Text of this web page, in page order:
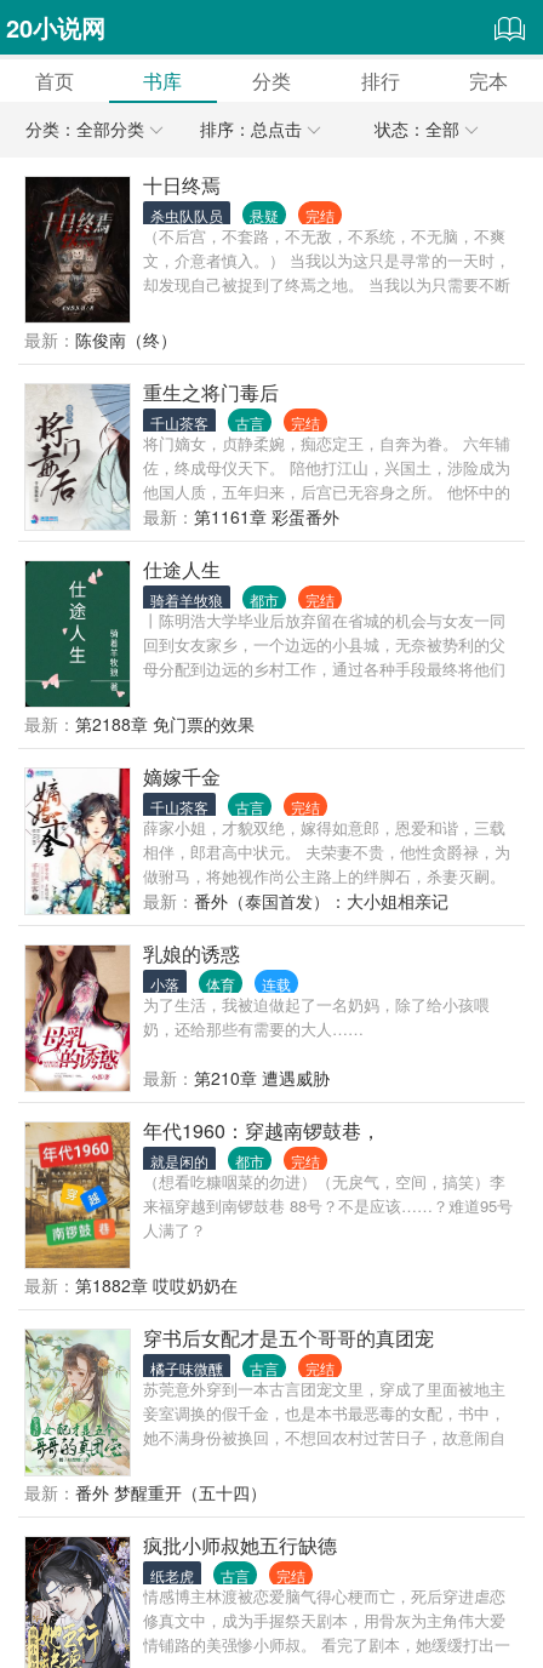
20小说网
首页 书库 分类 排行 完本
分类：全部分类 排序：总点击 状态：全部
十日终焉
杀虫队队员 悬疑 完结
（不后宫，不套路，不无敌，不系统，不无脑，不爽
文，介意者慎入。） 当我以为这只是寻常的一天时，
却发现自己被捉到了终焉之地。 当我以为只需要不断
超自然之力。 当我以为这里是「造神之地」时，一切
却又奔着湮灭走去。
最新： 陈俊南（终）
重生之将门毒后
千山茶客 古言 完结
将门嫡女，贞静柔婉，痴恋定王，自奔为眷。 六年辅
佐，终成母仪天下。 陪他打江山，兴国土，涉险成为
他国人质，五年归来，后宫已无容身之所。 他怀中的
美人笑容明艳：“姐姐，江山定了，你也该退了。” 女
儿惨死，太子被废。沈家满门忠烈，无一幸免。一朝
倾覆，子丧族亡！ 沈妙怎么也没想到，患难夫妻，相
互扶持，不过是一场逢场作戏的笑话！ 他道：“看在你
跟了朕二十年，赐你全尸，谢恩吧。” 三尺白绫下，沈
妙立下毒誓：是日何时丧，予与汝皆亡！ 重生回十四
岁那年，悲剧未生，亲人还在，她还是那个温柔雅静
的将门嫡女。 极品亲戚包藏祸心，堂姐堂妹恶毒无
族要护，大仇要报，江山帝位，也要分一杯羹。这辈
过的桀骜少年，偏立在她墙头傲然：“颠个皇权罢了，
记住，天下归你，你——归我！” ------------------------------
---------------------------- ——幽州十三京。 ——归你。
——漠北定元城。 ——归你。 ——江南豫州，定西东
海，临安青湖，洛阳古城。 ——都归你。 ——全都归
我，谢景行你要什么？ ——嗯，你。 -----------------------
-------------------------------------- 最初他漠然道：“沈谢两家
泾渭分明，沈家丫头突然示好，不怀好意！” 后来他冷
静道：“都是一条绳上的蚂蚱，沈妙你安分点，有本候
担着，谁敢逼你嫁人？” 再后来他傲娇道：“颠个乾坤
不过如此。沈娇娇，万里江山，你我二人瓜分如何？”
不分了！全归你，你归我！” 沈妙：“给本宫滚出
去！”霸气重生的皇后凉凉和不良少年谢小候爷，男女
主身心干净，强强联手，宠文一对一。请各位小天使
多多支持哦~
最新： 第1161章 彩蛋番外
仕途人生
骑着羊牧狼 都市 完结
丨陈明浩大学毕业后放弃留在省城的机会与女友一同
回到女友家乡，一个边远的小县城，无奈被势利的父
母分配到边远的乡村工作，通过各种手段最终将他们
在背景的支持和自己的努力之下，一路披荆斩棘，仕
途高歌，做到了封疆大吏，实现了他仕途之初许下
的“当官不为民做主，不如回家卖红薯”的初心誓言。
最新： 第2188章 免门票的效果
嫡嫁千金
千山茶客 古言 完结
薛家小姐，才貌双绝，嫁得如意郎，恩爱和谐，三载
相伴，郎君高中状元。 夫荣妻不贵，他性贪爵禄，为
做驸马，将她视作尚公主路上的绊脚石，杀妻灭嗣。
骄纵公主站在她塌前讥讽：便是你容颜绝色，才学无
双，终究只是个小吏的女儿，本宫碾死你——就跟碾
死一只蚂蚁一样简单！ 被污声名，悬梁自尽，幼弟为
讨公道却被强权害死，老父得此噩耗一病不起撒手人
寰。 洪孝四十二年，燕京第一美人薛芳菲香消玉殒，
于落水的首辅千金姜梨身体中重焕新生！ 一脚跨入高
门大户，阴私腌臜层出不绝。各路魍魉魑魅，牛鬼蛇
神，她以牙还牙以眼还眼。 曾经柔软心肠，如今厉如
刀锋！姜梨发誓，再也不要微如尘埃任人践踏，这一
世，平府上冤案，报血海深仇！ 他是北燕最年轻的国
公爷，桀骜美艳，喜怒无常，府中收集世间奇花。 人
人都说首辅千金姜家二小姐清灵可爱，品性高洁，纯
洁良善如雪白莲花。 他红衣华艳，笑盈盈反问：“白莲
花？分明就是吃人不吐骨头的食人花。” 姜梨：“国公
小心折了手。” 姬蘅：“这么凶猛的食人花，当然是抢
货，女主白莲花精，强强联手，虐遍天下，就问你怕
不怕？ 请支持正版茶~~
最新： 番外（泰国首发）：大小姐相亲记
乳娘的诱惑
小落 体育 连载
为了生活，我被迫做起了一名奶妈，除了给小孩喂
奶，还给那些有需要的大人……
最新： 第210章 遭遇威胁
年代1960：穿越南锣鼓巷，
就是闲的 都市 完结
（想看吃糠咽菜的勿进）（无戾气，空间，搞笑）李
来福穿越到南锣鼓巷 88号？不是应该……？难道95号
人满了？
最新： 第1882章 哎哎奶奶在
穿书后女配才是五个哥哥的真团宠
橘子味微醺 古言 完结
苏莞意外穿到一本古言团宠文里，穿成了里面被地主
妾室调换的假千金，也是本书最恶毒的女配，书中，
她不满身份被换回，不想回农村过苦日子，故意闹自
了，而真千金头顶女主光环，是书里名副其实的团
宠，江莞的五个哥哥将来都会成为大佬，大哥入朝为
官，官拜三品，二哥被神医收徒，医毒双绝，三哥保
家卫国，成一代名将，四哥爱庖厨，御赐天下第一
楼，五哥丹青妙绝，一画难求! 他们成为大佬后，对养
妹越来越喜欢，对亲妹的所作所为却越来越厌恶，最
后死的时候，无人愿意管她。 苏莞为了改变自己书中
的命运，不让自己变得孤立无援，于是她便顺其自然
最新： 番外 梦醒重开（五十四）
疯批小师叔她五行缺德
纸老虎 古言 完结
情感博主林渡被恋爱脑气得心梗而亡，死后穿进虐恋
修真文中，成为手握祭天剧本，用骨灰为主角伟大爱
情铺路的美强惨小师叔。 看完了剧本，她缓缓打出一